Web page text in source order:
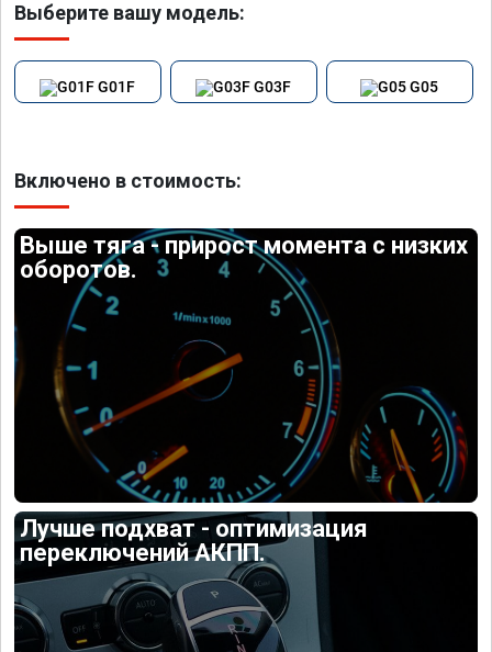
Выберите вашу модель:
G01F G03F G05
Включено в стоимость:
Выше тяга - прирост момента с низких
оборотов.
Лучше подхват - оптимизация
переключений АКПП.